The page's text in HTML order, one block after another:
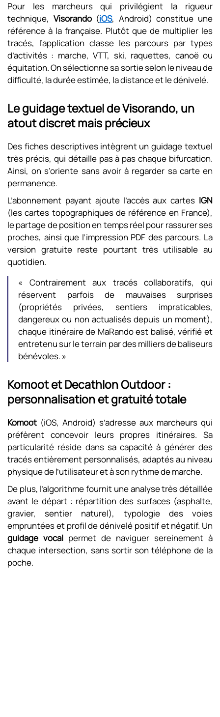
Pour les marcheurs qui privilégient la rigueur
technique, Visorando(iOS, Android) constitue une
référence à la française. Plutôt que de multiplier les
tracés, l’application classe les parcours par types
d’activités : marche, VTT, ski, raquettes, canoë ou
équitation. On sélectionne sa sortie selon le niveau de
difficulté, la durée estimée, la distance et le dénivelé.
Le guidage textuel de Visorando, un
atout discret mais précieux
Des fiches descriptives intègrent un guidage textuel
très précis, qui détaille pas à pas chaque bifurcation.
Ainsi, on s’oriente sans avoir à regarder sa carte en
permanence.
L’abonnement payant ajoute l’accès aux cartes IGN
(les cartes topographiques de référence en France),
le partage de position en temps réel pour rassurer ses
proches, ainsi que l’impression PDF des parcours. La
version gratuite reste pourtant très utilisable au
quotidien.
« Contrairement aux tracés collaboratifs, qui
réservent parfois de mauvaises surprises
(propriétés privées, sentiers impraticables,
dangereux ou non actualisés depuis un moment),
chaque itinéraire de MaRando est balisé, vérifié et
entretenu sur le terrain par des milliers de baliseurs
bénévoles. »
Komoot et Decathlon Outdoor :
personnalisation et gratuité totale
Komoot (iOS, Android) s’adresse aux marcheurs qui
préfèrent concevoir leurs propres itinéraires. Sa
particularité réside dans sa capacité à générer des
tracés entièrement personnalisés, adaptés au niveau
physique de l’utilisateur et à son rythme de marche.
De plus, l’algorithme fournit une analyse très détaillée
avant le départ : répartition des surfaces (asphalte,
gravier, sentier naturel), typologie des voies
empruntées et profil de dénivelé positif et négatif. Un
guidage vocal permet de naviguer sereinement à
chaque intersection, sans sortir son téléphone de la
poche.